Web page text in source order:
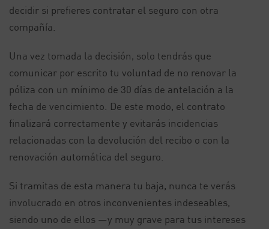
decidir si prefieres contratar el seguro con otra
compañía.
Una vez tomada la decisión, solo tendrás que
comunicar por escrito tu voluntad de no renovar la
póliza con un mínimo de 30 días de antelación a la
fecha de vencimiento. De este modo, el contrato
finalizará correctamente y evitarás incidencias
relacionadas con la devolución del recibo o con la
renovación automática del seguro.
Si tramitas de esta manera tu baja, nunca te verás
involucrado en otros inconvenientes indeseables,
siendo uno de ellos —y muy grave para tus intereses